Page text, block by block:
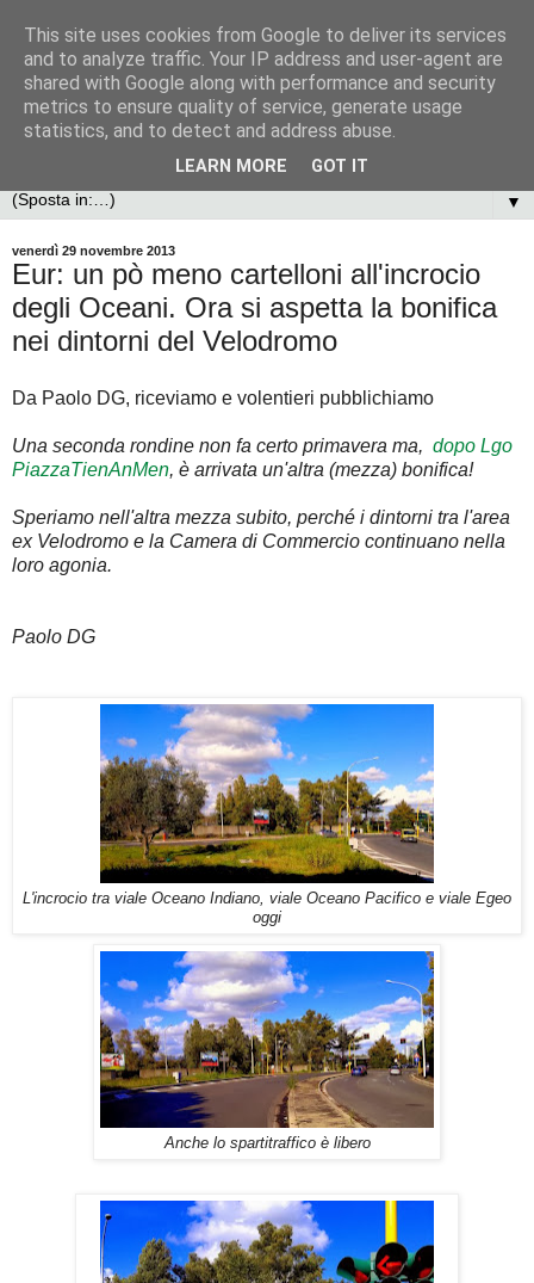
▼
venerdì 29 novembre 2013
Eur: un pò meno cartelloni all'incrocio
degli Oceani. Ora si aspetta la bonifica
nei dintorni del Velodromo
Da Paolo DG, riceviamo e volentieri pubblichiamo
Una seconda rondine non fa certo primavera ma, dopo Lgo
PiazzaTienAnMen, è arrivata un'altra (mezza) bonifica!
Speriamo nell'altra mezza subito, perché i dintorni tra l'area
ex Velodromo e la Camera di Commercio continuano nella
loro agonia.
Paolo DG
L'incrocio tra viale Oceano Indiano, viale Oceano Pacifico e viale Egeo
oggi
Anche lo spartitraffico è libero
This site uses cookies from Google to deliver its services
and to analyze traffic. Your IP address and user-agent are
shared with Google along with performance and security
metrics to ensure quality of service, generate usage
statistics, and to detect and address abuse.
LEARN MORE GOT IT